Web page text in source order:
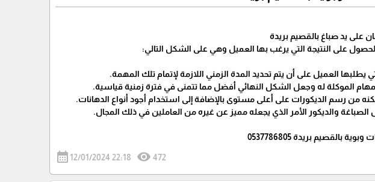
على يد صباغ بالقصيم بريدة
على النتيجة التي يرغب بها العميل وهي على الشكل التالي:
يطلبها العميل على أن يتم تحديد المدة الزمني اللازمة لإتمام تلك المهمة.
الموكلة له وجعل الشكل النهائي أفضل مما تتمنى في فترة زمنية قياسية.
من رسم الديكورات على أعلى مستوى بالإضافة إلى استخدام أجود أنواع الدهانات.
والديكور الأمر الذي يجعله مميز عن غيره من العاملين في ذلك المجال.
بالقصيم بريدة 0537786805
calendar_month 12/01/2024 22:18 visibility 472